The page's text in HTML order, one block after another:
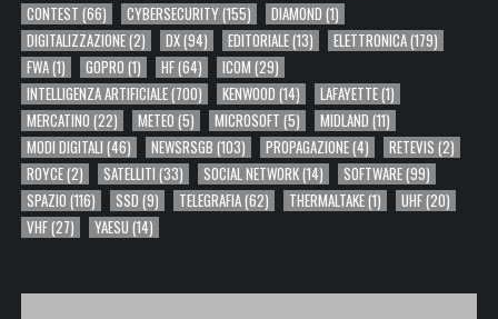
CONTEST (66) CYBERSECURITY(155) DIAMOND (1)
DIGITALIZZAZIONE(2) DX(94) EDITORIALE(13) ELETTRONICA(179)
FWA(1) GOPRO (1) HF(64) ICOM (29)
INTELLIGENZA ARTIFICIALE(700) KENWOOD (14) LAFAYETTE(1)
MERCATINO (22) METEO (5) MICROSOFT (5) MIDLAND (11)
MODI DIGITALI (46) NEWSRSGB (103) PROPAGAZIONE(4) RETEVIS (2)
ROYCE(2) SATELLITI (33) SOCIAL NETWORK(14) SOFTWARE(99)
SPAZIO (116) SSD (9) TELEGRAFIA(62) THERMALTAKE(1) UHF(20)
VHF(27) YAESU (14)